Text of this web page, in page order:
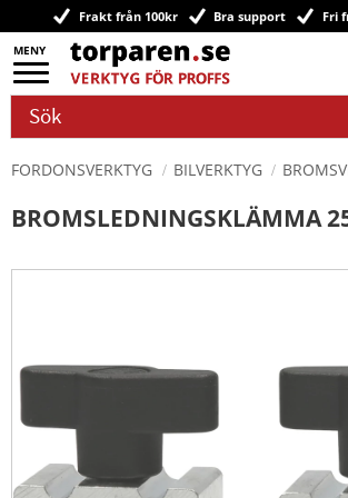
Meny
Frakt från 100kr Bra support Fri
FORDONSVERKTYG BILVERKTYG
BROMSLEDNINGSKLÄMMA